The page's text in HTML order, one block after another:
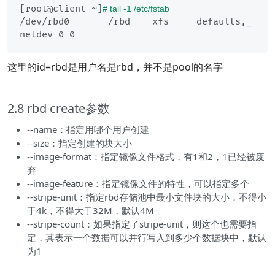
[root@client ~] # tail -1 /etc/fstab
/dev/rbd0	/rbd	xfs	defaults,_
这里的id=rbd是用户名是rbd，并不是pool的名字
2.8 rbd create参数
--name：指定用哪个用户创建
--size：指定创建的块大小
--image-format：指定镜像文件格式，有1和2，1已经被废
弃
--image-feature：指定镜像文件的特性，可以指定多个
--stripe-unit：指定rbd存储池中最小文件块的大小，不得小
于4k，不得大于32M，默认4M
--stripe-count：如果指定了stripe-unit，则这个也需要指
定，其表示一个数据可以并行写入到多少个数据块中，默认
为1